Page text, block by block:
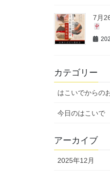
7月
カテゴリー
はこいでからの
今日のはこいで
アーカイブ
2025年12月